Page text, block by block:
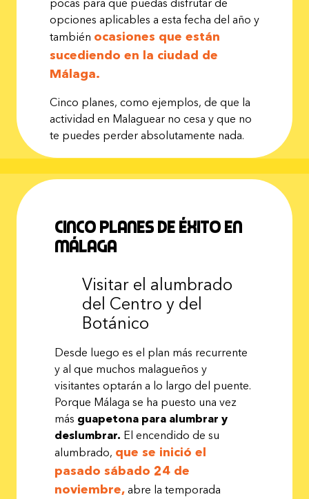
pocas para que puedas disfrutar de
opciones aplicables a esta fecha del año y
también ocasiones que están
sucediendo en la ciudad de
Málaga.
Cinco planes, como ejemplos, de que la
actividad en Malaguear no cesa y que no
te puedes perder absolutamente nada.
Cinco planes de éxito en
Málaga
Visitar el alumbrado
del Centro y del
Botánico
Desde luego es el plan más recurrente
y al que muchos malagueños y
visitantes optarán a lo largo del puente.
Porque Málaga se ha puesto una vez
más guapetona para alumbrar y
deslumbrar. El encendido de su
alumbrado, que se inició el
pasado sábado 24 de
noviembre, abre la temporada